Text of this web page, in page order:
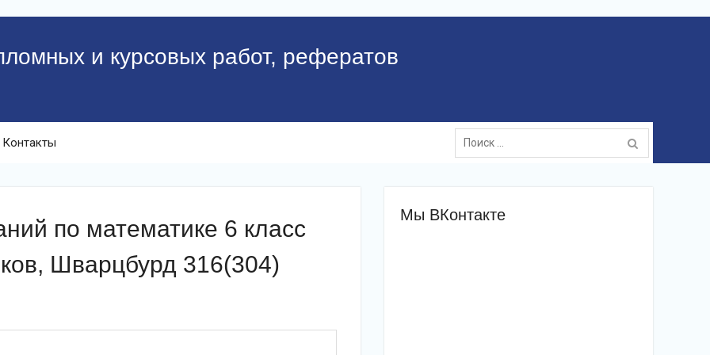
и курсовых работ, рефератов
Контакты
Поиск:
по математике 6 класс
Шварцбурд 316(304)
Мы ВКонтакте